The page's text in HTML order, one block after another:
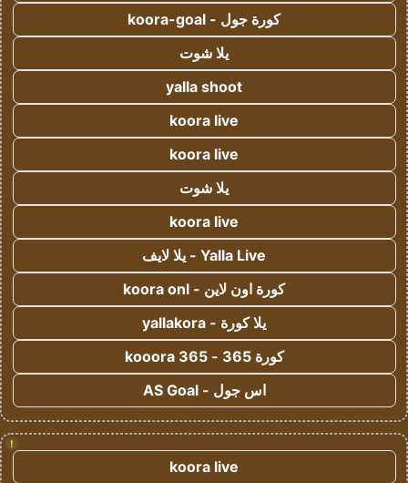
كورة جول - koora-goal
يلا شوت
yalla shoot
koora live
koora live
يلا شوت
koora live
Yalla Live - يلا لايف
كورة اون لاين - koora onl
يلا كورة - yallakora
كورة 365 - kooora 365
اس جول - AS Goal
!
koora live